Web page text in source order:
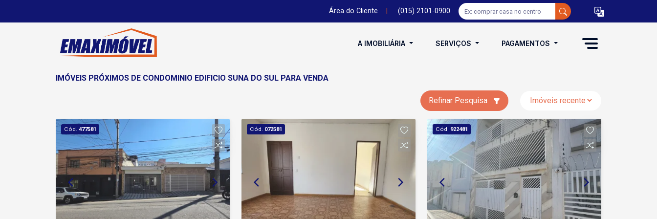
Área do Cliente (015) 2101-0900
A IMOBILIÁRIA SERVIÇOS PAGAMENTOS
IMÓVEIS PRÓXIMOS DE CONDOMINIO EDIFICIO SUNA DO SUL PARA VENDA
Refinar Pesquisa
Cód. 477581 Cód. 072581 Cód. 922481